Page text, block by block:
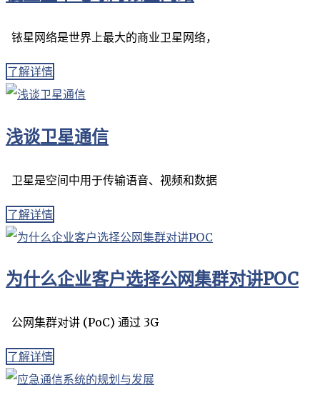
铱星网络是世界上最大的商业卫星网络，
了解详情
浅谈卫星通信
卫星是空间中用于传输语音、视频和数据
了解详情
为什么企业客户选择公网集群对讲POC
公网集群对讲 (PoC) 通过 3G
了解详情